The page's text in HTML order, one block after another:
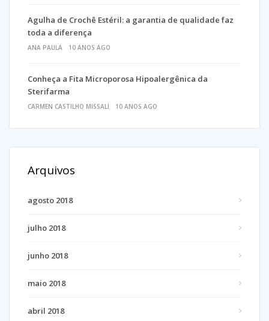
Agulha de Crochê Estéril: a garantia de qualidade faz
toda a diferença
ANA PAULA 10 ANOS AGO
Conheça a Fita Microporosa Hipoalergênica da
Sterifarma
CARMEN CASTILHO MISSALI 10 ANOS AGO
Arquivos
agosto 2018
julho 2018
junho 2018
maio 2018
abril 2018